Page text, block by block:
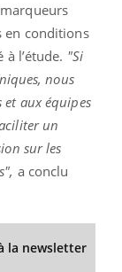
en conditions
l’étude. "Si
nous
aux équipes
un
sur les
a conclu
la newsletter